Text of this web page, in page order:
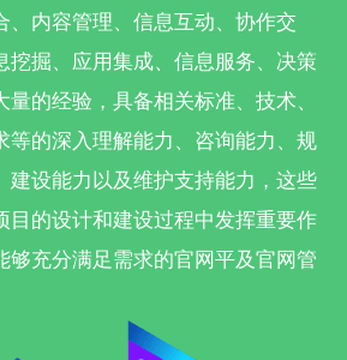
、内容管理、信息互动、协作交
挖掘、应用集成、信息服务、决策
的经验，具备相关标准、技术、
等的深入理解能力、咨询能力、规
建设能力以及维护支持能力，这些
目的设计和建设过程中发挥重要作
够充分满足需求的官网平及官网管